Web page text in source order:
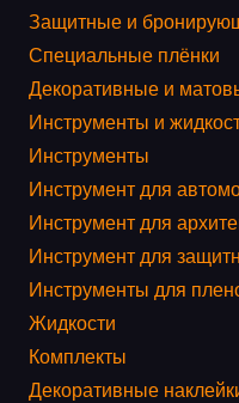
Защитные и
Специальные плёнки
Декоративные и
Инструменты и
Инструменты
Инструмент для
Инструмент для
Инструмент для
Инструменты для
Жидкости
Комплекты
Декоративные